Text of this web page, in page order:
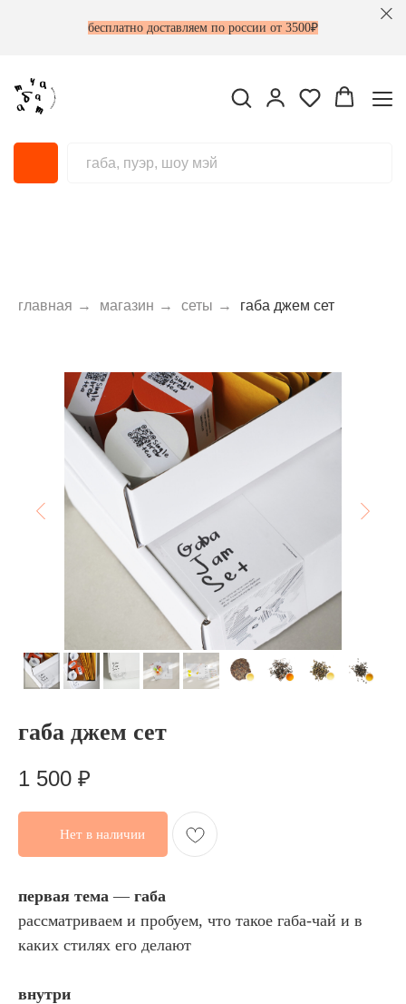
бесплатно доставляем по россии от 3500₽
главная → магазин → сеты → габа джем сет
габа джем сет
1 500 ₽
Нет в наличии
первая тема — габа
рассматриваем и пробуем, что такое габа-чай и в
каких стилях его делают
внутри